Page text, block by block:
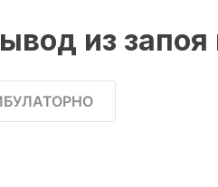
из запоя